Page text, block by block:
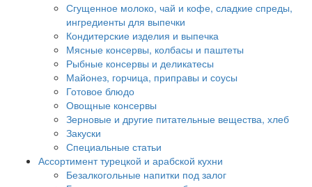
Сгущенное молоко, чай и кофе, сладкие спреды,
ингредиенты для выпечки
Кондитерские изделия и выпечка
Мясные консервы, колбасы и паштеты
Рыбные консервы и деликатесы
Майонез, горчица, приправы и соусы
Готовое блюдо
Овощные консервы
Зерновые и другие питательные вещества, хлеб
Закуски
Специальные статьи
Ассортимент турецкой и арабской кухни
Безалкогольные напитки под залог